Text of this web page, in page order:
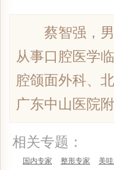
蔡智强，男
从事口腔医学
腔颌面外科、
广东中山医院
相关专题：
国内专家 整形专家 美